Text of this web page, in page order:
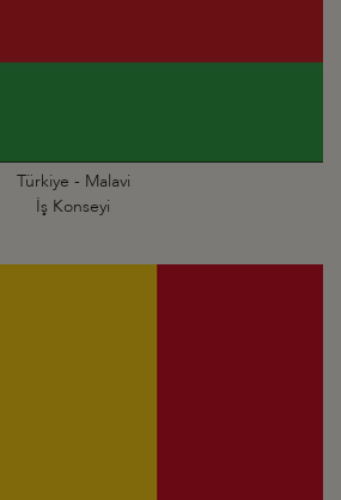
Türkiye - Malavi
İş Konseyi